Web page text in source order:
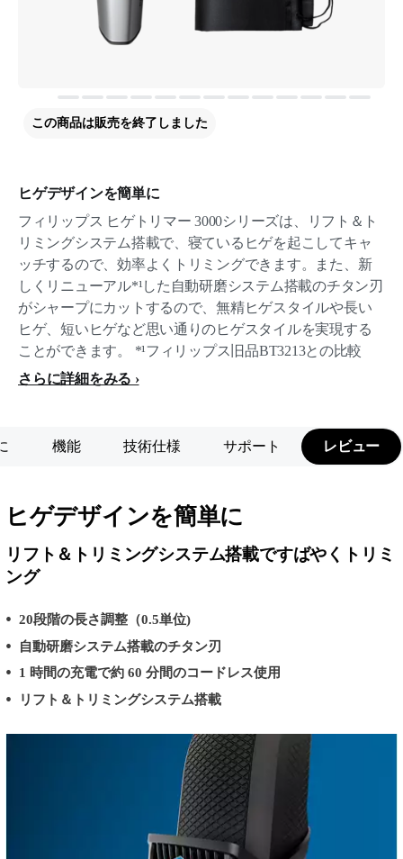
ヒゲデザインを簡単に
フィリップス ヒゲトリマー 3000シリーズは、リフト＆ト
リミングシステム搭載で、寝ているヒゲを起こしてキャ
ッチするので、効率よくトリミングできます。また、新
しくリニューアル*¹した自動研磨システム搭載のチタン刃
がシャープにカットするので、無精ヒゲスタイルや長い
ヒゲ、短いヒゲなど思い通りのヒゲスタイルを実現する
ことができます。 *¹フィリップス旧品BT3213との比較
さらに詳細をみる
この商品は販売を終了しました
機能 技術仕様 サポート レビュー
ヒゲデザインを簡単に
リフト＆トリミングシステム搭載ですばやくトリミ
ング
20段階の長さ調整（0.5単位)
自動研磨システム搭載のチタン刃
1 時間の充電で約 60 分間のコードレス使用
リフト＆トリミングシステム搭載